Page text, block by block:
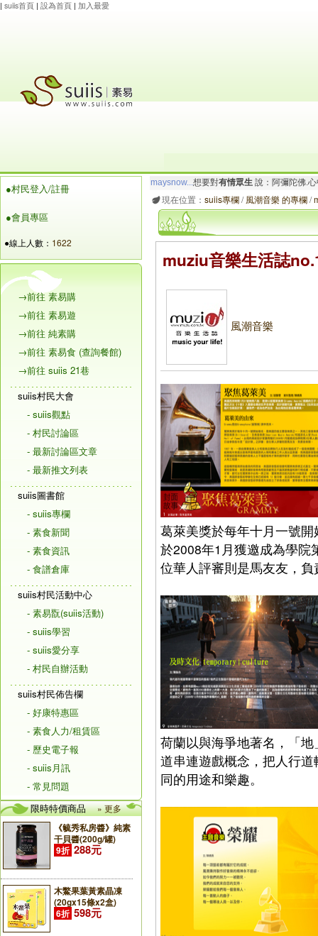
| suiis首頁 | 設為首頁 | 加入最愛
●村民登入/註冊
●會員專區
●線上人數： 1622
→前往 素易購
→前往 素易遊
→前往 純素購
→前往 素易食 (查詢餐館)
→前往 suiis 21巷
suiis村民大會
- suiis觀點
- 村民討論區
- 最新討論區文章
- 最新推文列表
suiis圖書館
- suiis專欄
- 素食新聞
- 素食資訊
- 食譜倉庫
suiis村民活動中心
- 素易翫(suiis活動)
- suiis學習
- suiis愛分享
- 村民自辦活動
suiis村民佈告欄
- 好康特惠區
- 素食人力/租賃區
- 歷史電子報
- suiis月訊
- 常見問題
限時特價商品
» 更多
《毓秀私房醬》純素
干貝醬(200g/罐)
9折 288元
木鱉果葉黃素晶凍
(20gx15條x2盒)
6折 598元
maysnow...想要對有情眾生說：阿彌陀佛.
玲瓏虹想要對有情眾生說：阿彌陀佛.心寬
現在位置： suiis專欄/風潮音樂 的專欄/
muziu音樂生活誌
風潮音樂
葛萊美獎於每年十月一號
於2008年1月獲邀成為學院
位華人評審則是馬友友，
荷蘭以與海爭地著名，「
道串連遊戲概念，把人行
同的用途和樂趣。